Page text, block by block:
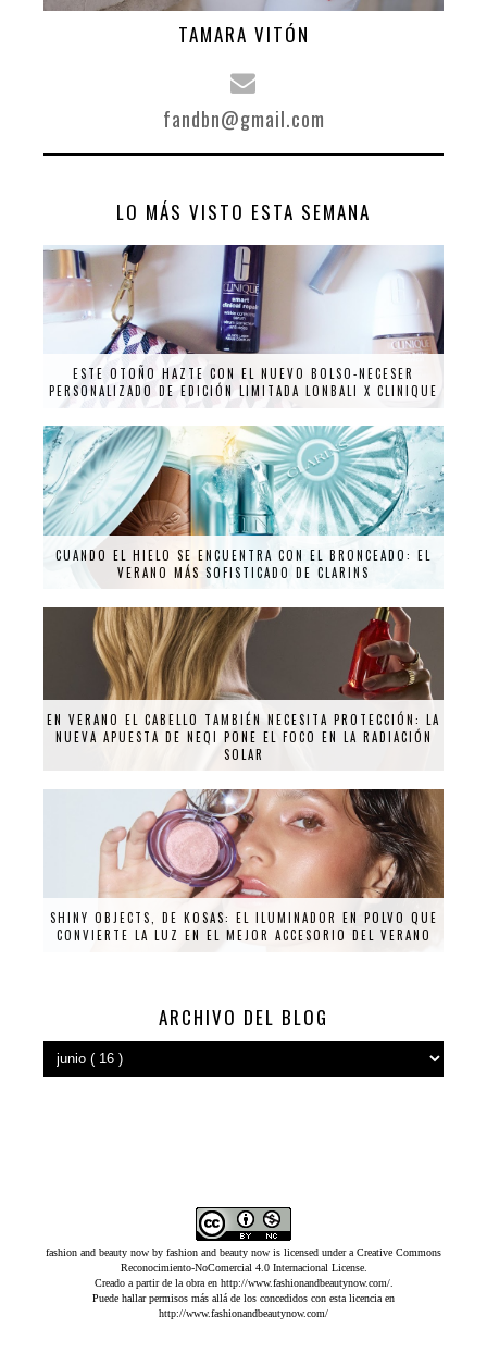
TAMARA VITÓN
fandbn@gmail.com
LO MÁS VISTO ESTA SEMANA
ESTE OTOÑO HAZTE CON EL NUEVO BOLSO-NECESER
PERSONALIZADO DE EDICIÓN LIMITADA LONBALI X CLINIQUE
CUANDO EL HIELO SE ENCUENTRA CON EL BRONCEADO: EL
VERANO MÁS SOFISTICADO DE CLARINS
EN VERANO EL CABELLO TAMBIÉN NECESITA PROTECCIÓN: LA
NUEVA APUESTA DE NEQI PONE EL FOCO EN LA RADIACIÓN
SOLAR
SHINY OBJECTS, DE KOSAS: EL ILUMINADOR EN POLVO QUE
CONVIERTE LA LUZ EN EL MEJOR ACCESORIO DEL VERANO
ARCHIVO DEL BLOG
fashion and beauty now by fashion and beauty now is licensed under aCreative Commons
Reconocimiento-NoComercial 4.0 Internacional License.
Creado a partir de la obra en http://www.fashionandbeautynow.com/.
Puede hallar permisos más allá de los concedidos con esta licencia en
http://www.fashionandbeautynow.com/